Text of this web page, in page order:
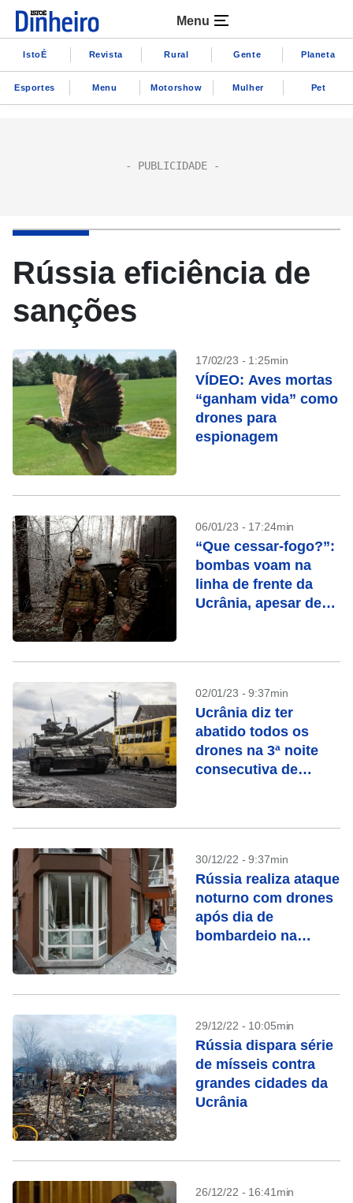
Menu
IstoÉ Revista Rural Gente Planeta
Esportes Menu Motorshow Mulher Pet
Rússia eficiência de
sanções
17/02/23 - 1:25min
VÍDEO: Aves mortas
“ganham vida” como
drones para
espionagem
06/01/23 - 17:24min
“Que cessar-fogo?”:
bombas voam na
linha de frente da
Ucrânia, apesar de
02/01/23 - 9:37min
Ucrânia diz ter
abatido todos os
drones na 3ª noite
consecutiva de
30/12/22 - 9:37min
Rússia realiza ataque
noturno com drones
após dia de
bombardeio na
29/12/22 - 10:05min
Rússia dispara série
de mísseis contra
grandes cidades da
Ucrânia
26/12/22 - 16:41min